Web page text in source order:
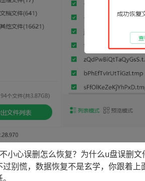
小心误删怎么恢复？为什么u盘误删
过别慌，数据恢复不是玄学，你跟着